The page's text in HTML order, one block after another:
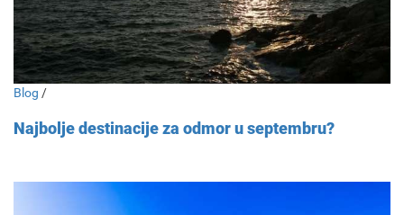
Blog /
Najbolje destinacije za odmor u septembru?